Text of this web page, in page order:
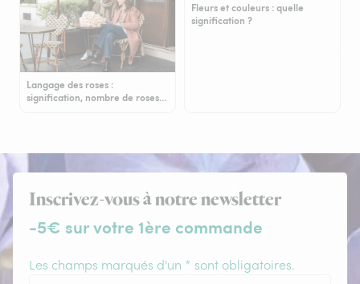
Langage des roses :
signification, nombre de roses…
Fleurs et couleurs : quelle
signification ?
Inscrivez-vous à notre newsletter
-5€ sur votre 1ère commande
Les champs marqués d'un * sont obligatoires.